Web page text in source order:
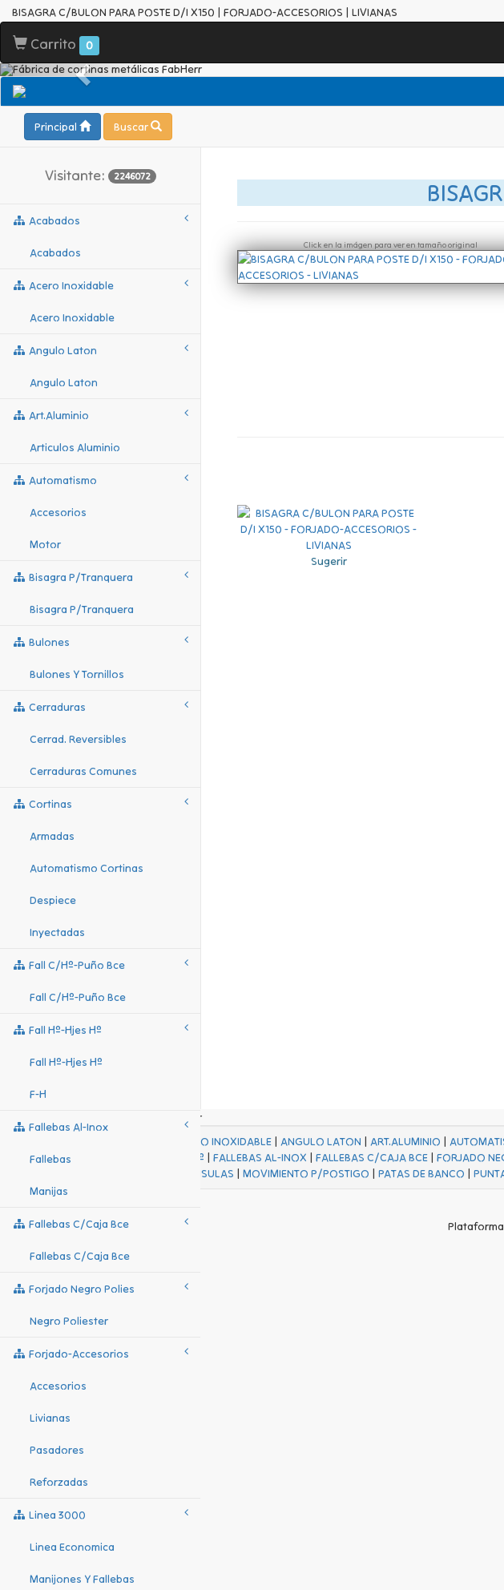
BISAGRA C/BULON PARA POSTE D/I X150 | FORJADO-ACCESORIOS | LIVIANAS
Carrito 0
Principal Buscar
Visitante: 2246072
Acabados
Acabados
Acero Inoxidable
Acero Inoxidable
Angulo Laton
Angulo Laton
Art.aluminio
Articulos Aluminio
Automatismo
Accesorios
Motor
Bisagra P/tranquera
Bisagra P/tranquera
Bulones
Bulones Y Tornillos
Cerraduras
Cerrad. Reversibles
Cerraduras Comunes
Cortinas
Armadas
Automatismo Cortinas
Despiece
Inyectadas
Fall C/hº-Puño Bce
Fall C/hº-Puño Bce
Fall Hº-Hjes Hº
Fall Hº-Hjes Hº
F-H
Fallebas Al-Inox
Fallebas
Manijas
Fallebas C/caja Bce
Fallebas C/caja Bce
Forjado Negro Polies
Negro Poliester
Forjado-Accesorios
Accesorios
Livianas
Pasadores
Reforzadas
Linea 3000
Linea Economica
Manijones Y Fallebas
Click en la imágen para ver en tamaño original
Sugerir
ACERO INOXIDABLE| ANGULO LATON | ART.ALUMINIO |
FALL Hº-HJES Hº |FALLEBAS AL-INOX |FALLEBAS C/CAJA BCE |FORJADO
MENSULAS | MOVIMIENTO P/POSTIGO | PATAS DE BANCO |
Plataforma